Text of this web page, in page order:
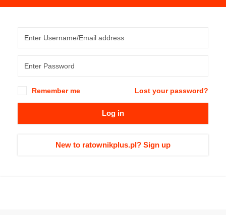
Remember me Lost your password?
Log in
New to ratownikplus.pl? Sign up